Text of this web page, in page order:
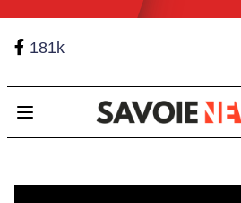
181k
Open main menu